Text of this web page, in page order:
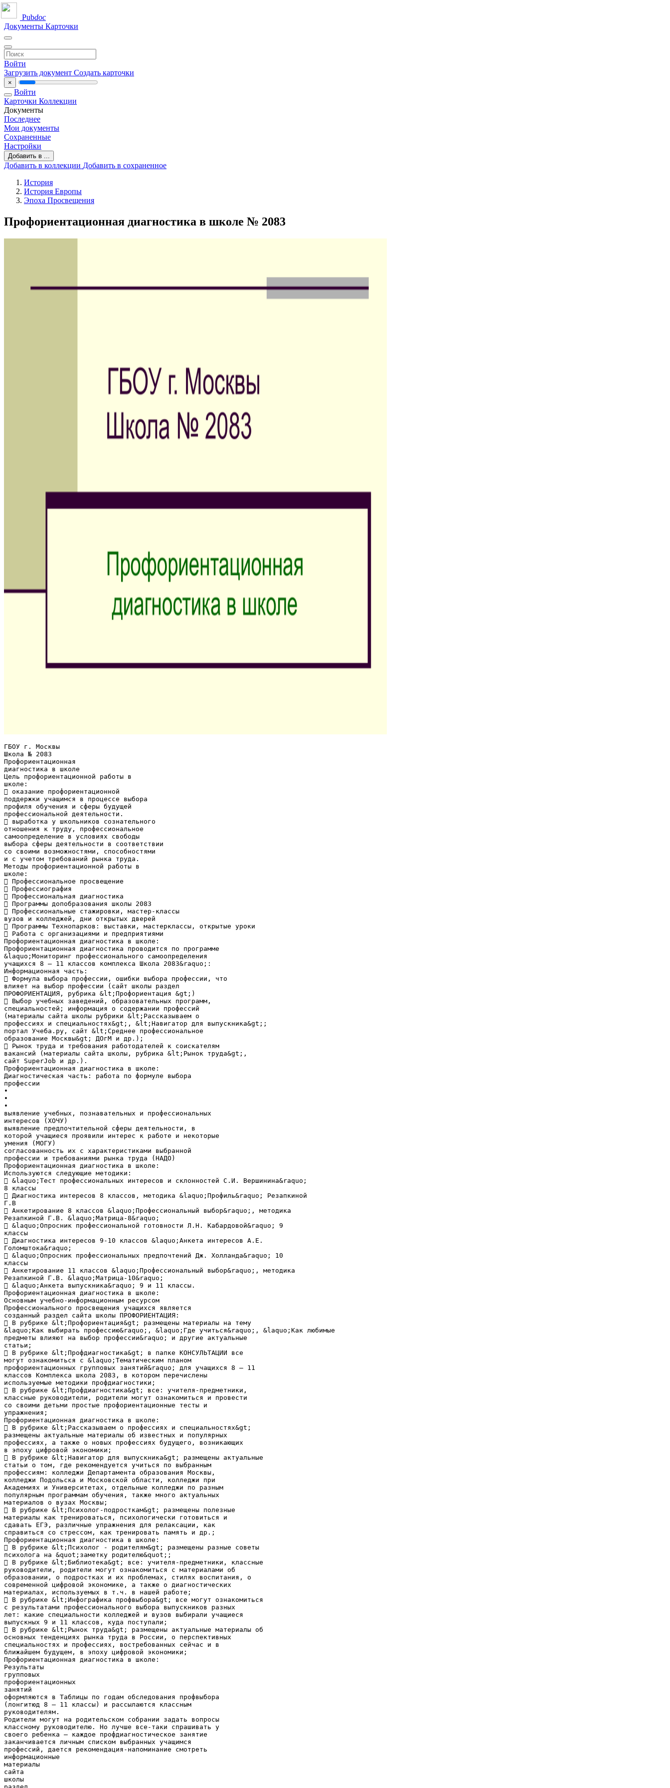
Pubdoc
Документы Карточки
Войти
Загрузить документ Создать карточки
×
Войти
Карточки Коллекции
Документы
Последнее
Мои документы
Сохраненные
Настройки
Добавить в ...
Добавить в коллекции Добавить в сохраненное
История
История Европы
Эпоха Просвещения
Профориентационная диагностика в школе № 2083
ГБОУ г. Москвы
Школа № 2083
Профориентационная
диагностика в школе
Цель профориентационной работы в
школе:
 оказание профориентационной
поддержки учащимся в процессе выбора
профиля обучения и сферы будущей
профессиональной деятельности.
 выработка у школьников сознательного
отношения к труду, профессиональное
самоопределение в условиях свободы
выбора сферы деятельности в соответствии
со своими возможностями, способностями
и с учетом требований рынка труда.
Методы профориентационной работы в
школе:
 Профессиональное просвещение
 Профессиография
 Профессиональная диагностика
 Программы допобразования школы 2083
 Профессиональные стажировки, мастер-классы
вузов и колледжей, дни открытых дверей
 Программы Технопарков: выставки, мастерклассы, открытые уроки
 Работа с организациями и предприятиями
Профориентационная диагностика в школе:
Профориентационная диагностика проводится по программе
&laquo;Мониторинг профессионального самоопределения
учащихся 8 – 11 классов комплекса Школа 2083&raquo;:
Информационная часть:
 Формула выбора профессии, ошибки выбора профессии, что
влияет на выбор профессии (сайт школы раздел
ПРОФОРИЕНТАЦИЯ, рубрика &lt;Профориентация &gt;)
 Выбор учебных заведений, образовательных программ,
специальностей; информация о содержании профессий
(материалы сайта школы рубрики &lt;Рассказываем о
профессиях и специальностях&gt;, &lt;Навигатор для выпускника&gt;;
портал Учеба.ру, сайт &lt;Среднее профессиональное
образование Москвы&gt; ДОгМ и др.);
 Рынок труда и требования работодателей к соискателям
вакансий (материалы сайта школы, рубрика &lt;Рынок труда&gt;,
сайт SuperJob и др.).
Профориентационная диагностика в школе:
Диагностическая часть: работа по формуле выбора
профессии
•
•
•
выявление учебных, познавательных и профессиональных
интересов (ХОЧУ)
выявление предпочтительной сферы деятельности, в
которой учащиеся проявили интерес к работе и некоторые
умения (МОГУ)
согласованность их с характеристиками выбранной
профессии и требованиями рынка труда (НАДО)
Профориентационная диагностика в школе:
Используются следующие методики:
 &laquo;Тест профессиональных интересов и склонностей С.И. Вершинина&raquo;
8 классы
 Диагностика интересов 8 классов, методика &laquo;Профиль&raquo; Резапкиной
Г.В
 Анкетирование 8 классов &laquo;Профессиональный выбор&raquo;, методика
Резапкиной Г.В. &laquo;Матрица-8&raquo;
 &laquo;Опросник профессиональной готовности Л.Н. Кабардовой&raquo; 9
классы
 Диагностика интересов 9-10 классов &laquo;Анкета интересов А.Е.
Голомштока&raquo;
 &laquo;Опросник профессиональных предпочтений Дж. Холланда&raquo; 10
классы
 Анкетирование 11 классов &laquo;Профессиональный выбор&raquo;, методика
Резапкиной Г.В. &laquo;Матрица-10&raquo;
 &laquo;Анкета выпускника&raquo; 9 и 11 классы.
Профориентационная диагностика в школе:
Основным учебно-информационным ресурсом
Профессионального просвещения учащихся является
созданный раздел сайта школы ПРОФОРИЕНТАЦИЯ:
 В рубрике &lt;Профориентация&gt; размещены материалы на тему
&laquo;Как выбирать профессию&raquo;, &laquo;Где учиться&raquo;, &laquo;Как любимые
предметы влияют на выбор профессии&raquo; и другие актуальные
статьи;
 В рубрике &lt;Профдиагностика&gt; в папке КОНСУЛЬТАЦИИ все
могут ознакомиться с &laquo;Тематическим планом
профориентационных групповых занятий&raquo; для учащихся 8 – 11
классов Комплекса школа 2083, в котором перечислены
используемые методики профдиагностики;
 В рубрике &lt;Профдиагностика&gt; все: учителя-предметники,
классные руководители, родители могут ознакомиться и провести
со своими детьми простые профориентационные тесты и
упражнения;
Профориентационная диагностика в школе:
 В рубрике &lt;Рассказываем о профессиях и специальностях&gt;
размещены актуальные материалы об известных и популярных
профессиях, а также о новых профессиях будущего, возникающих
в эпоху цифровой экономики;
 В рубрике &lt;Навигатор для выпускника&gt; размещены актуальные
статьи о том, где рекомендуется учиться по выбранным
профессиям: колледжи Департамента образования Москвы,
колледжи Подольска и Московской области, колледжи при
Академиях и Университетах, отдельные колледжи по разным
популярным программам обучения, также много актуальных
материалов о вузах Москвы;
 В рубрике &lt;Психолог-подросткам&gt; размещены полезные
материалы как тренироваться, психологически готовиться и
сдавать ЕГЭ, различные упражнения для релаксации, как
справиться со стрессом, как тренировать память и др.;
Профориентационная диагностика в школе:
 В рубрике &lt;Психолог - родителям&gt; размещены разные советы
психолога на &quot;заметку родителю&quot;;
 В рубрике &lt;Библиотека&gt; все: учителя-предметники, классные
руководители, родители могут ознакомиться с материалами об
образовании, о подростках и их проблемах, стилях воспитания, о
современной цифровой экономике, а также о диагностических
материалах, используемых в т.ч. в нашей работе;
 В рубрике &lt;Инфографика профвыбора&gt; все могут ознакомиться
с результатами профессионального выбора выпускников разных
лет: какие специальности колледжей и вузов выбирали учащиеся
выпускных 9 и 11 классов, куда поступали;
 В рубрике &lt;Рынок труда&gt; размещены актуальные материалы об
основных тенденциях рынка труда в России, о перспективных
специальностях и профессиях, востребованных сейчас и в
ближайшем будущем, в эпоху цифровой экономики;
Профориентационная диагностика в школе:
Результаты
групповых
профориентационных
занятий
оформляются в Таблицы по годам обследования профвыбора
(лонгитюд 8 – 11 классы) и рассылаются классным
руководителям.
Родители могут на родительском собрании задать вопросы
классному руководителю. Но лучше все-таки спрашивать у
своего ребенка – каждое профдиагностическое занятие
заканчивается личным списком выбранных учащимся
профессий, дается рекомендация-напоминание смотреть
информационные
материалы
сайта
школы